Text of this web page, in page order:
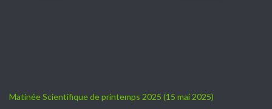
Matinée Scientifique de printemps 2025 (15 mai 2025)